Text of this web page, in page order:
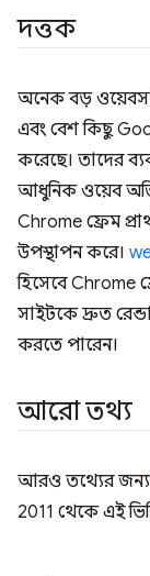
দত্তক
অনেক বড়
এবং বেশ কিছু
করেছে। তাদের
আধুনিক ওয়েব
Chrome ফ্রেম
উপস্থাপন করে।
হিসেবে Chrome
সাইটকে দ্রুত
করতে পারেন।
আরো তথ্য
আরও তথ্যের জন্য
2011 থেকে এই